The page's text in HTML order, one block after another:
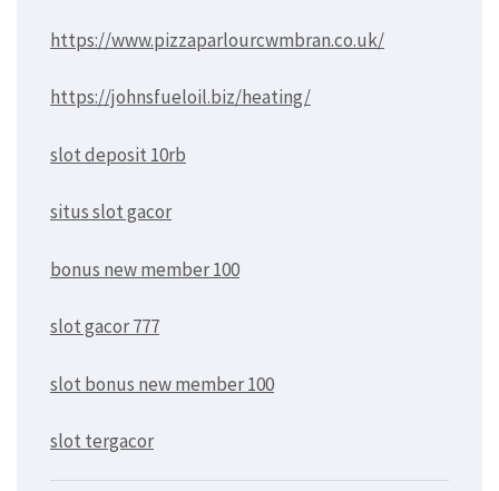
https://www.pizzaparlourcwmbran.co.uk/
https://johnsfueloil.biz/heating/
slot deposit 10rb
situs slot gacor
bonus new member 100
slot gacor 777
slot bonus new member 100
slot tergacor